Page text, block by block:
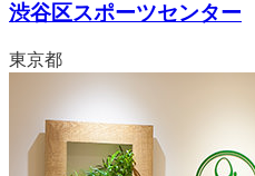
渋谷区スポーツセンター
東京都